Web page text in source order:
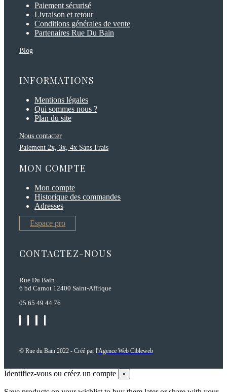
Paiement sécurisé
Livraison et retour
Conditions générales de vente
Partenaires Rue Du Bain
Blog
INFORMATIONS
Mentions légales
Qui sommes nous ?
Plan du site
Nous contacter
Paiement 2x, 3x, 4x Sans Frais
MON COMPTE
Mon compte
Historique des commandes
Adresses
Espace pro
CONTACTEZ-NOUS
Rue Du Bain
6 bd Carnot 12400 Saint-Affrique
05 65 49 44 76
© Rue du Bain 2022 - Créé par l'Agence Web Cibleweb
Identifiez-vous ou créez un compte ×